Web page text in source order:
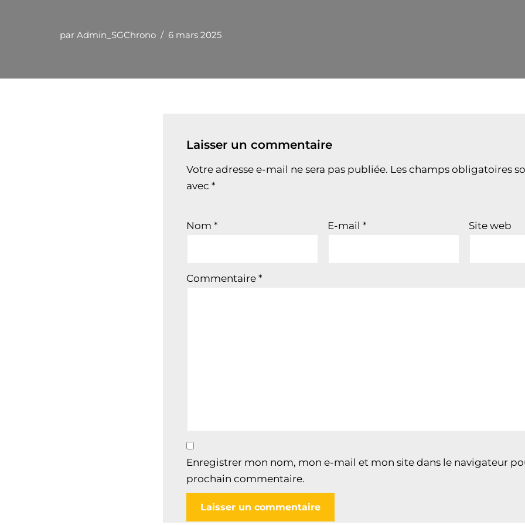
par Admin_SGChrono 6 mars 2025
Laisser un commentaire
Votre adresse e-mail ne sera pas publiée. Les champs obligatoires
avec *
Nom * E-mail * Site web
Commentaire *
Enregistrer mon nom, mon e-mail et mon site dans le navigateur
prochain commentaire.